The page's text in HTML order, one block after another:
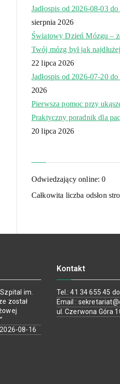
Jadłospis od 2026-08-03
sierpnia 2026
Światowy Dzień Mózgu –
Twój mózg był jak
22 lipca 2026
Jadłospis od 2026-07-20
2026
Pierwsza pomoc przy
Praktyczny poradnik dla
20 lipca 2026
Odwiedzający online:0
Całkowita liczba odsłon
im.
został
08-16
Kontakt
Tel.: 41 34 655 45
Email :
ul. Czerwona Góra